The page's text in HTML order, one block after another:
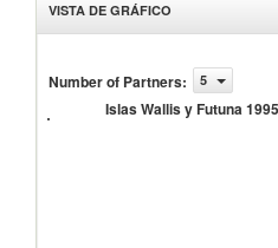
VISTA DE GRÁFICO
Number of Partners: 5
Islas Wallis y Futuna
Wallis